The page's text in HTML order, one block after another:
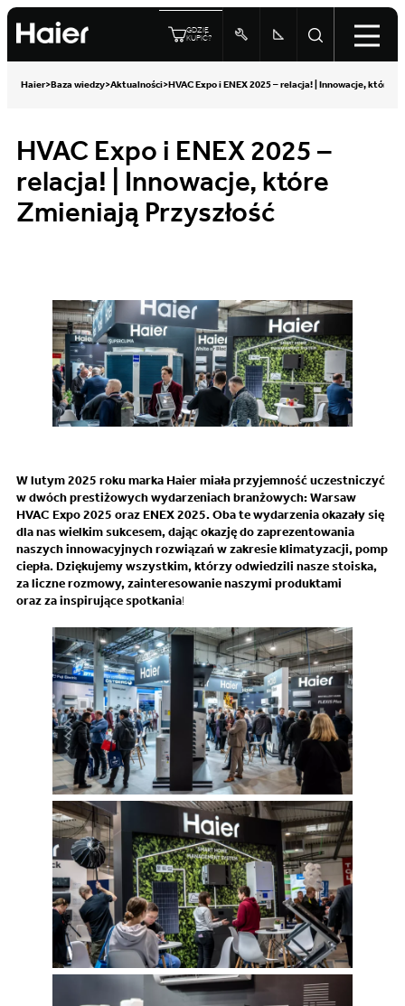
GDZIE
KUPIĆ?
Haier>Baza wiedzy>Aktualności>HVAC Expo i ENEX 2025 – relacja! | Innowacje, które
HVAC Expo i ENEX 2025 –
relacja! | Innowacje, które
Zmieniają Przyszłość
W lutym 2025 roku marka Haier miała przyjemność uczestniczyć
w dwóch prestiżowych wydarzeniach branżowych: Warsaw
HVAC Expo 2025 oraz ENEX 2025. Oba te wydarzenia okazały się
dla nas wielkim sukcesem, dając okazję do zaprezentowania
naszych innowacyjnych rozwiązań w zakresie klimatyzacji, pomp
ciepła. Dziękujemy wszystkim, którzy odwiedzili nasze stoiska,
za liczne rozmowy, zainteresowanie naszymi produktami
oraz za inspirujące spotkania!